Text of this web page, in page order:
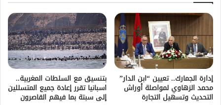
إدارة الجمارك.. تعيين “ابن الدار”
محمد الزهاوي لمواصلة أوراش
التحديث وتسهيل التجارة
بتنسيق مع السلطات المغربية..
اسبانيا تقرر إعادة جميع المتسللين
إلى سبتة بما فيهم القاصرون